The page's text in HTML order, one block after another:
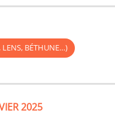
LENS, BÉTHUNE…)
2025